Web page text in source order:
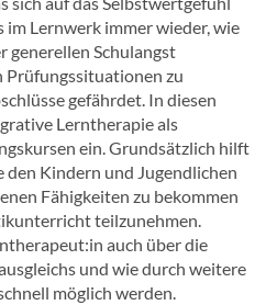
Lernwerk immer wieder, wie
generellen Schulangst
Prüfungssituationen zu
gefährdet. In diesen
Lerntherapie als
ein. Grundsätzlich hilft
Kindern und Jugendlichen
Fähigkeiten zu bekommen
teilzunehmen.
auch über die
und wie durch weitere
möglich werden.